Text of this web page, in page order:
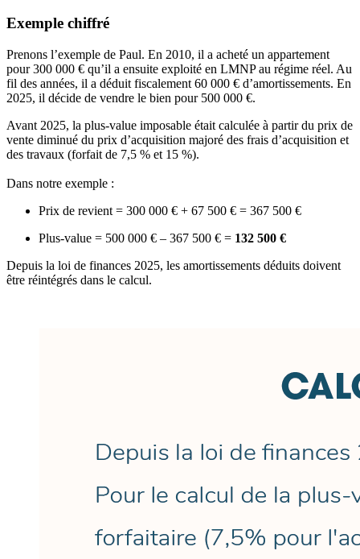
Exemple chiffré
Prenons l’exemple de Paul. En 2010, il a acheté un appartement
pour 300 000 € qu’il a ensuite exploité en LMNP au régime réel. Au
fil des années, il a déduit fiscalement 60 000 € d’amortissements. En
2025, il décide de vendre le bien pour 500 000 €.
Avant 2025, la plus-value imposable était calculée à partir du prix de
vente diminué du prix d’acquisition majoré des frais d’acquisition et
des travaux (forfait de 7,5 % et 15 %).
Dans notre exemple :
Prix de revient = 300 000 € + 67 500 € = 367 500 €
Plus-value = 500 000 € – 367 500 € = 132 500 €
Depuis la loi de finances 2025, les amortissements déduits doivent
être réintégrés dans le calcul.